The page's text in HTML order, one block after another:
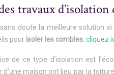
travaux d’isolation
doute la meilleure solution
pour isoler les combles, cliquez
de ce type d’isolation est
d’une maison ont lieu par la